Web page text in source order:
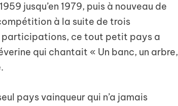
jusqu’en 1979, puis à nouveau de
à la suite de trois
participations, ce tout petit pays a
qui chantait « Un banc, un arbre,
pays vainqueur qui n’a jamais